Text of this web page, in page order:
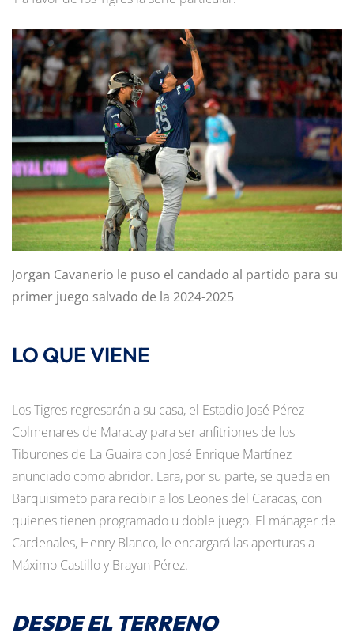
Jorgan Cavanerio le puso el candado al partido para su
primer juego salvado de la 2024-2025
LO QUE VIENE
Los Tigres regresarán a su casa, el Estadio José Pérez
Colmenares de Maracay para ser anfitriones de los
Tiburones de La Guaira con José Enrique Martínez
anunciado como abridor. Lara, por su parte, se queda en
Barquisimeto para recibir a los Leones del Caracas, con
quienes tienen programado u doble juego. El mánager de
Cardenales, Henry Blanco, le encargará las aperturas a
Máximo Castillo y Brayan Pérez.
DESDE EL TERRENO